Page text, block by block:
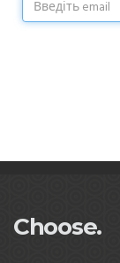
Choose.